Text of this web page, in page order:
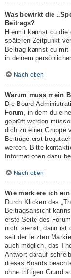
Was bewirkt die
Beitrags?
Hiermit kannst du die
späteren Zeitpunkt
Beitrag kannst du mit
in deinem
Nach oben
Warum muss mein
Die Board-
Forum, in dem du
geprüft werden
dich zu einer Gruppe
Beiträge erst
werden. Bitte
Informationen dazu
Nach oben
Wie markiere ich
Durch Klicken des
Beitragsansicht
erste Seite des
nicht siehst, dann ist
seit der letzten
auch möglich, das
Antwort darauf
dieses Boards
ohne triftigen Grund